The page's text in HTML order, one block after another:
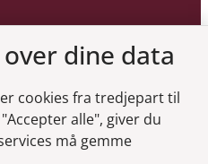
dine data
cookies fra tredjepart til
alle", giver du
må gemme